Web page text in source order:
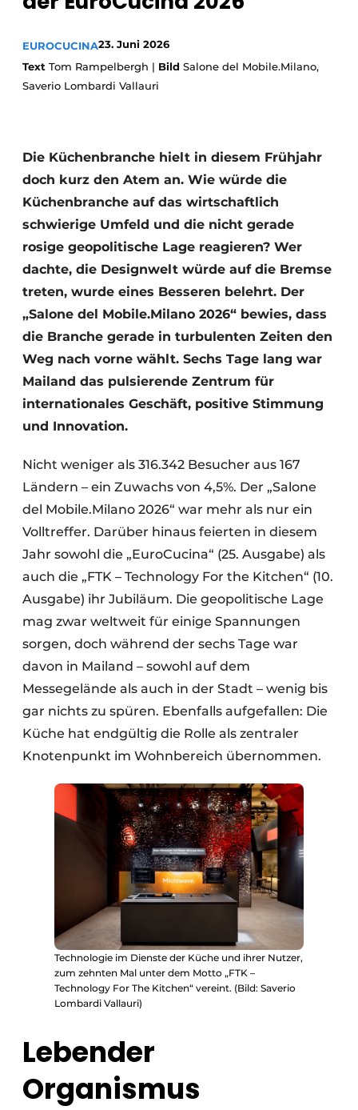
Datenschutz / Cookie-Erklärung
Offene Stellen
Videos
Möbelbeschläge und Schränke
EUROCUCINA23. Juni 2026
Text Tom Rampelbergh | Bild Salone del Mobile.Milano,
Saverio Lombardi Vallauri
Die Küchenbranche hielt in diesem Frühjahr
doch kurz den Atem an. Wie würde die
Küchenbranche auf das wirtschaftlich
schwierige Umfeld und die nicht gerade
rosige geopolitische Lage reagieren? Wer
dachte, die Designwelt würde auf die Bremse
treten, wurde eines Besseren belehrt. Der
„Salone del Mobile.Milano 2026“ bewies, dass
die Branche gerade in turbulenten Zeiten den
Weg nach vorne wählt. Sechs Tage lang war
Mailand das pulsierende Zentrum für
internationales Geschäft, positive Stimmung
und Innovation.
Nicht weniger als 316.342 Besucher aus 167
Ländern – ein Zuwachs von 4,5%. Der „Salone
del Mobile.Milano 2026“ war mehr als nur ein
Volltreffer. Darüber hinaus feierten in diesem
Jahr sowohl die „EuroCucina“ (25. Ausgabe) als
auch die „FTK – Technology For the Kitchen“ (10.
Ausgabe) ihr Jubiläum. Die geopolitische Lage
mag zwar weltweit für einige Spannungen
sorgen, doch während der sechs Tage war
davon in Mailand – sowohl auf dem
Messegelände als auch in der Stadt – wenig bis
gar nichts zu spüren. Ebenfalls aufgefallen: Die
Küche hat endgültig die Rolle als zentraler
Knotenpunkt im Wohnbereich übernommen.
Technologie im Dienste der Küche und ihrer Nutzer,
zum zehnten Mal unter dem Motto „FTK –
Technology For The Kitchen“ vereint. (Bild: Saverio
Lombardi Vallauri)
Lebender
Organismus